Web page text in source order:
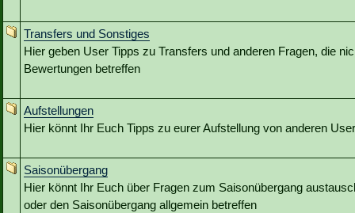
Transfers und Sonstiges
Hier geben User Tipps zu Transfers und anderen Fragen, die
Bewertungen betreffen
Aufstellungen
Hier könnt Ihr Euch Tipps zu eurer Aufstellung von anderen
Saisonübergang
Hier könnt Ihr Euch über Fragen zum Saisonübergang
oder den Saisonübergang allgemein betreffen